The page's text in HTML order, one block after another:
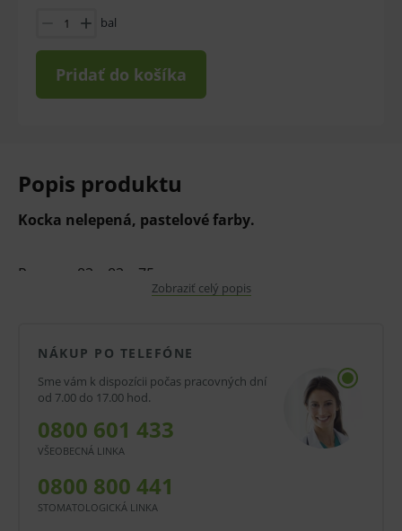
bal
Pridať do košíka
Popis produktu
Kocka nelepená, pastelové farby.
Rozmer: 83 x 83 x 75 mm
V prípade porušenia zapečateného obalu tohto
tovaru nie je z dôvodu ochrany zdravia alebo
hygienických dôvodov možné odstúpiť od kúpnej
zmluvy v lehote 14 dní.
Zobraziť celý popis
NÁKUP PO TELEFÓNE
Sme vám k dispozícii počas pracovných dní
od 7.00 do 17.00 hod.
0800 601 433
VŠEOBECNÁ LINKA
0800 800 441
STOMATOLOGICKÁ LINKA